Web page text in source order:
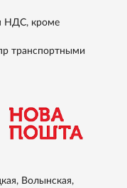
НДС, кроме
транспортными
Волынская,